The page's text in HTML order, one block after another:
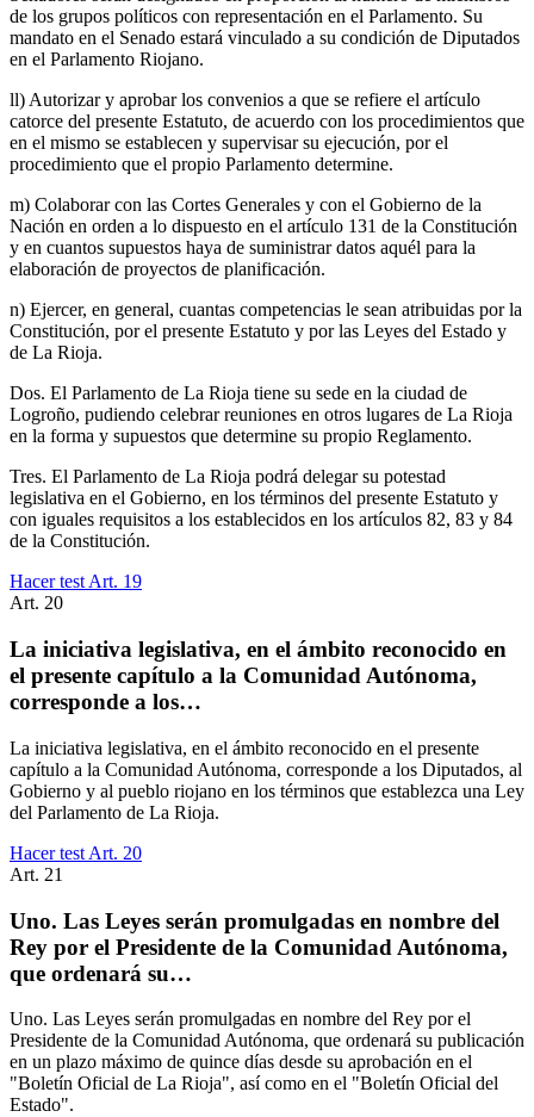
de los grupos políticos con representación en el Parlamento. Su
mandato en el Senado estará vinculado a su condición de Diputados
en el Parlamento Riojano.
ll) Autorizar y aprobar los convenios a que se refiere el artículo
catorce del presente Estatuto, de acuerdo con los procedimientos que
en el mismo se establecen y supervisar su ejecución, por el
procedimiento que el propio Parlamento determine.
m) Colaborar con las Cortes Generales y con el Gobierno de la
Nación en orden a lo dispuesto en el artículo 131 de la Constitución
y en cuantos supuestos haya de suministrar datos aquél para la
elaboración de proyectos de planificación.
n) Ejercer, en general, cuantas competencias le sean atribuidas por la
Constitución, por el presente Estatuto y por las Leyes del Estado y
de La Rioja.
Dos. El Parlamento de La Rioja tiene su sede en la ciudad de
Logroño, pudiendo celebrar reuniones en otros lugares de La Rioja
en la forma y supuestos que determine su propio Reglamento.
Tres. El Parlamento de La Rioja podrá delegar su potestad
legislativa en el Gobierno, en los términos del presente Estatuto y
con iguales requisitos a los establecidos en los artículos 82, 83 y 84
de la Constitución.
Hacer test Art. 19
Art. 20
La iniciativa legislativa, en el ámbito reconocido en
el presente capítulo a la Comunidad Autónoma,
corresponde a los…
La iniciativa legislativa, en el ámbito reconocido en el presente
capítulo a la Comunidad Autónoma, corresponde a los Diputados, al
Gobierno y al pueblo riojano en los términos que establezca una Ley
del Parlamento de La Rioja.
Hacer test Art. 20
Art. 21
Uno. Las Leyes serán promulgadas en nombre del
Rey por el Presidente de la Comunidad Autónoma,
que ordenará su…
Uno. Las Leyes serán promulgadas en nombre del Rey por el
Presidente de la Comunidad Autónoma, que ordenará su publicación
en un plazo máximo de quince días desde su aprobación en el
"Boletín Oficial de La Rioja", así como en el "Boletín Oficial del
Estado".